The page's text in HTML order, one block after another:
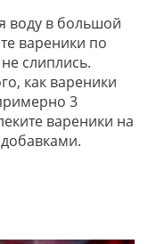
воду в большой
вареники по
слиплись.
как вареники
3
вареники на